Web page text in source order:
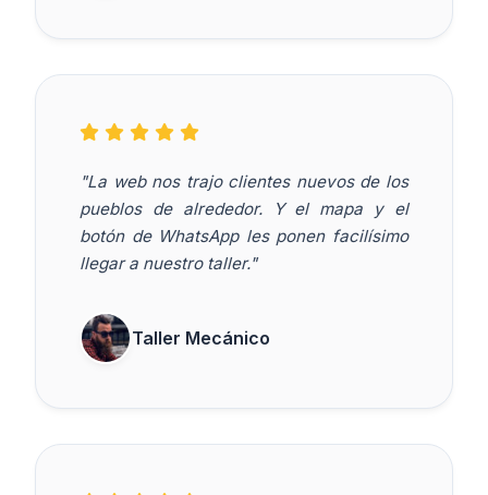
"La web nos trajo clientes nuevos de los
pueblos de alrededor. Y el mapa y el
botón de WhatsApp les ponen facilísimo
llegar a nuestro taller."
Taller Mecánico